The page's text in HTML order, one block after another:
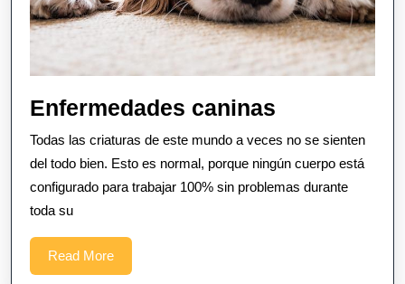
Enfermedades caninas
caninas
Todas las criaturas de este mundo a veces no se sienten
del todo bien. Esto es normal, porque ningún cuerpo está
configurado para trabajar 100% sin problemas durante
toda su
Read MoreRead
More